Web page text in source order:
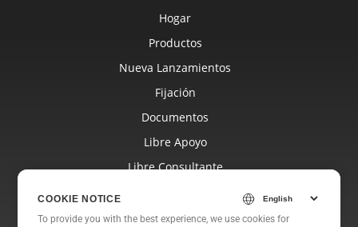
Hogar
Productos
Nueva Lanzamientos
Fijación
Documentos
Libre Apoyo
Libre Consultante
Sitios Web
COOKIE NOTICE
To provide you with the best experience, we use cookies for